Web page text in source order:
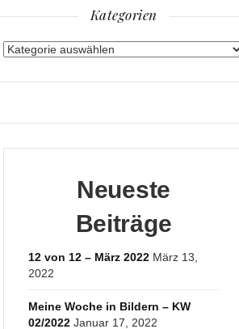
Kategorien
Kategorien
Neueste
Beiträge
12 von 12 – März 2022 März 13,
2022
Meine Woche in Bildern – KW
02/2022 Januar 17, 2022